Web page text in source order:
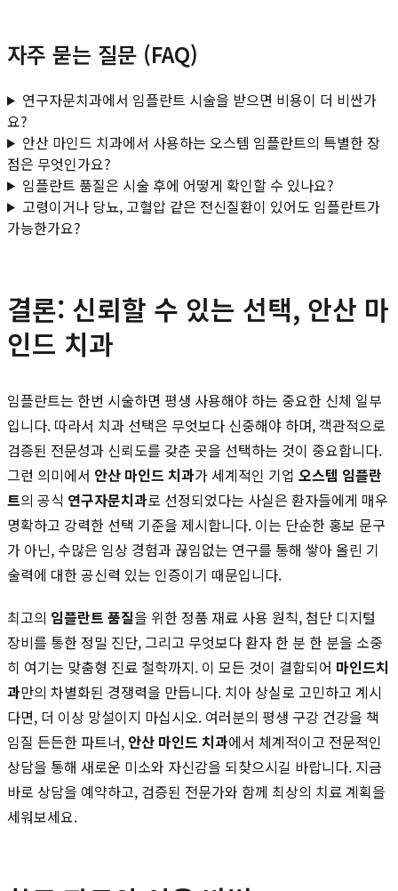
자주 묻는 질문 (FAQ)
연구자문치과에서 임플란트 시술을 받으면 비용이 더 비싼가
요?
안산 마인드 치과에서 사용하는 오스템 임플란트의 특별한 장
점은 무엇인가요?
임플란트 품질은 시술 후에 어떻게 확인할 수 있나요?
고령이거나 당뇨, 고혈압 같은 전신질환이 있어도 임플란트가
가능한가요?
결론: 신뢰할 수 있는 선택, 안산 마
인드 치과
임플란트는 한번 시술하면 평생 사용해야 하는 중요한 신체 일부
입니다. 따라서 치과 선택은 무엇보다 신중해야 하며, 객관적으로
검증된 전문성과 신뢰도를 갖춘 곳을 선택하는 것이 중요합니다.
그런 의미에서 안산 마인드 치과가 세계적인 기업 오스템 임플란
트의 공식 연구자문치과로 선정되었다는 사실은 환자들에게 매우
명확하고 강력한 선택 기준을 제시합니다. 이는 단순한 홍보 문구
가 아닌, 수많은 임상 경험과 끊임없는 연구를 통해 쌓아 올린 기
술력에 대한 공신력 있는 인증이기 때문입니다.
최고의 임플란트 품질을 위한 정품 재료 사용 원칙, 첨단 디지털
장비를 통한 정밀 진단, 그리고 무엇보다 환자 한 분 한 분을 소중
히 여기는 맞춤형 진료 철학까지. 이 모든 것이 결합되어 마인드치
과만의 차별화된 경쟁력을 만듭니다. 치아 상실로 고민하고 계시
다면, 더 이상 망설이지 마십시오. 여러분의 평생 구강 건강을 책
임질 든든한 파트너, 안산 마인드 치과에서 체계적이고 전문적인
상담을 통해 새로운 미소와 자신감을 되찾으시길 바랍니다. 지금
바로 상담을 예약하고, 검증된 전문가와 함께 최상의 치료 계획을
세워보세요.